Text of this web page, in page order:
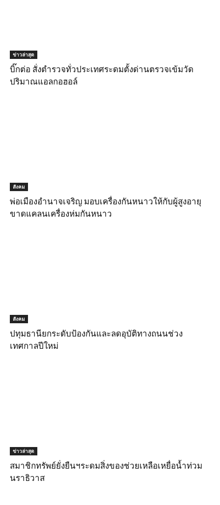
ข่าวล่าสุด
บิ๊กต่อ สั่งตำรวจทั่วประเทศระดมตั้งด่านตรวจเข้มวัด
ปริมาณแอลกอฮอล์
สังคม
พ่อเมืองอำนาจเจริญ มอบเครื่องกันหนาวให้กับผู้สูงอายุ
ขาดแคลนเครื่องห่มกันหนาว
สังคม
ปทุมธานียกระดับป้องกันและลดอุบัติทางถนนช่วง
เทศกาลปีใหม่
ข่าวล่าสุด
สมาชิกทรัพย์ยั่งยืนฯระดมสิ่งของช่วยเหลือเหยื่อน้ำท่วม
นราธิวาส